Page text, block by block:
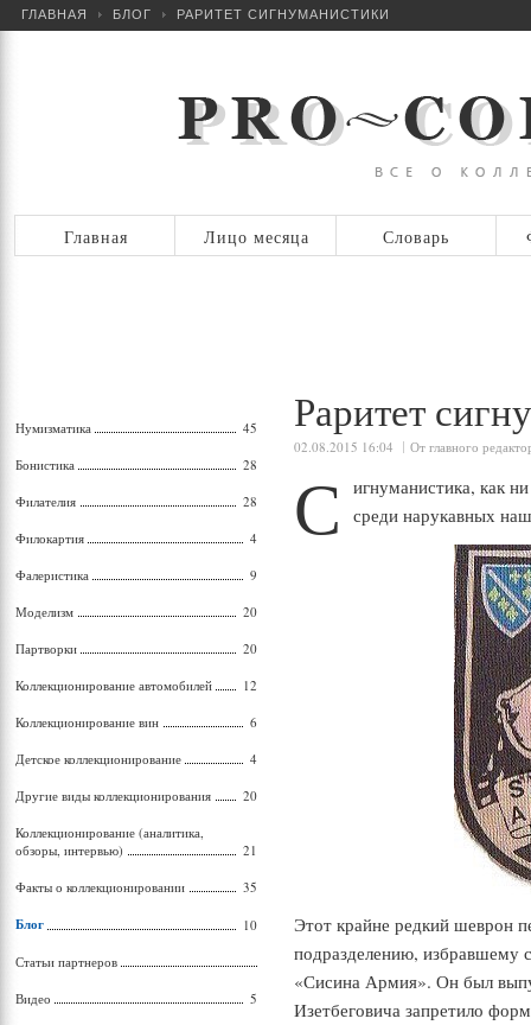
ГЛАВНАЯ БЛОГ РАРИТЕТ СИГНУМАНИСТИКИ
Главная Лицо месяца Словарь
Раритет
02.08.2015 16:04 От главного
С
игнуманистика, как
среди нарукавных
Этот крайне редкий шеврон
подразделению, избравшему
«Сисина Армия». Он был
Изетбеговича запретило
Нумизматика 45
Бонистика 28
Филателия 28
Филокартия 4
Фалеристика 9
Моделизм 20
Партворки 20
Коллекционирование автомобилей 12
Коллекционирование вин 6
Детское коллекционирование 4
Другие виды коллекционирования 20
Коллекционирование (аналитика,
обзоры, интервью)
21
Факты о коллекционировании 35
Блог 10
Статьи партнеров
Видео 5